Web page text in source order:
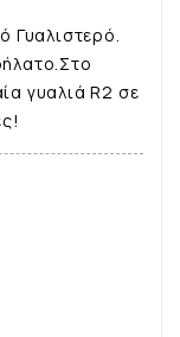
Γυαλιστερό.
γυαλιά R2 σε